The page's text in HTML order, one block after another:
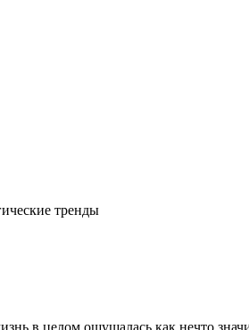
тренды
в целом ощущалась как нечто